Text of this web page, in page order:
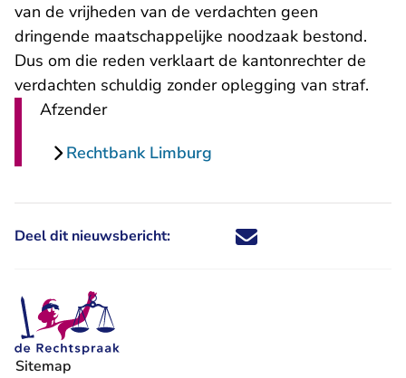
van de vrijheden van de verdachten geen
dringende maatschappelijke noodzaak bestond.
Dus om die reden verklaart de kantonrechter de
verdachten schuldig zonder oplegging van straf.
Afzender
Rechtbank Limburg
Deel dit nieuwsbericht: Deel dit nieuwsbericht via X -
Deel dit nieuwsbericht via
Deel dit nieuwsbericht
Deel dit
Sitemap